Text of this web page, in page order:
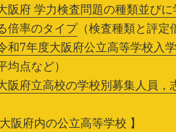
阪府 学力検査問題の種類並び
倍率のタイプ（検査種類と評定
和7年度大阪府公立高等学校入
均点など）
阪府立高校の学校別募集人員
大阪府内の公立高等学校 】